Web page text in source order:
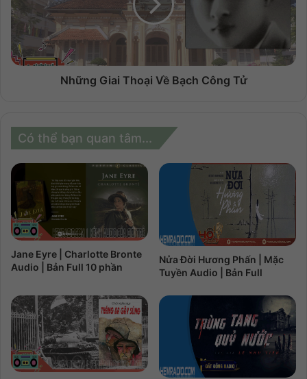
Những Giai Thoại Về Bạch Công Tử
Có thể bạn quan tâm...
Jane Eyre | Charlotte Bronte
Audio | Bản Full 10 phần
Nửa Đời Hương Phấn | Mặc
Tuyền Audio | Bản Full